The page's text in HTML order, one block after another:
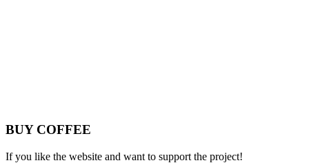
BUY COFFEE
If you like the website and want to support the project!